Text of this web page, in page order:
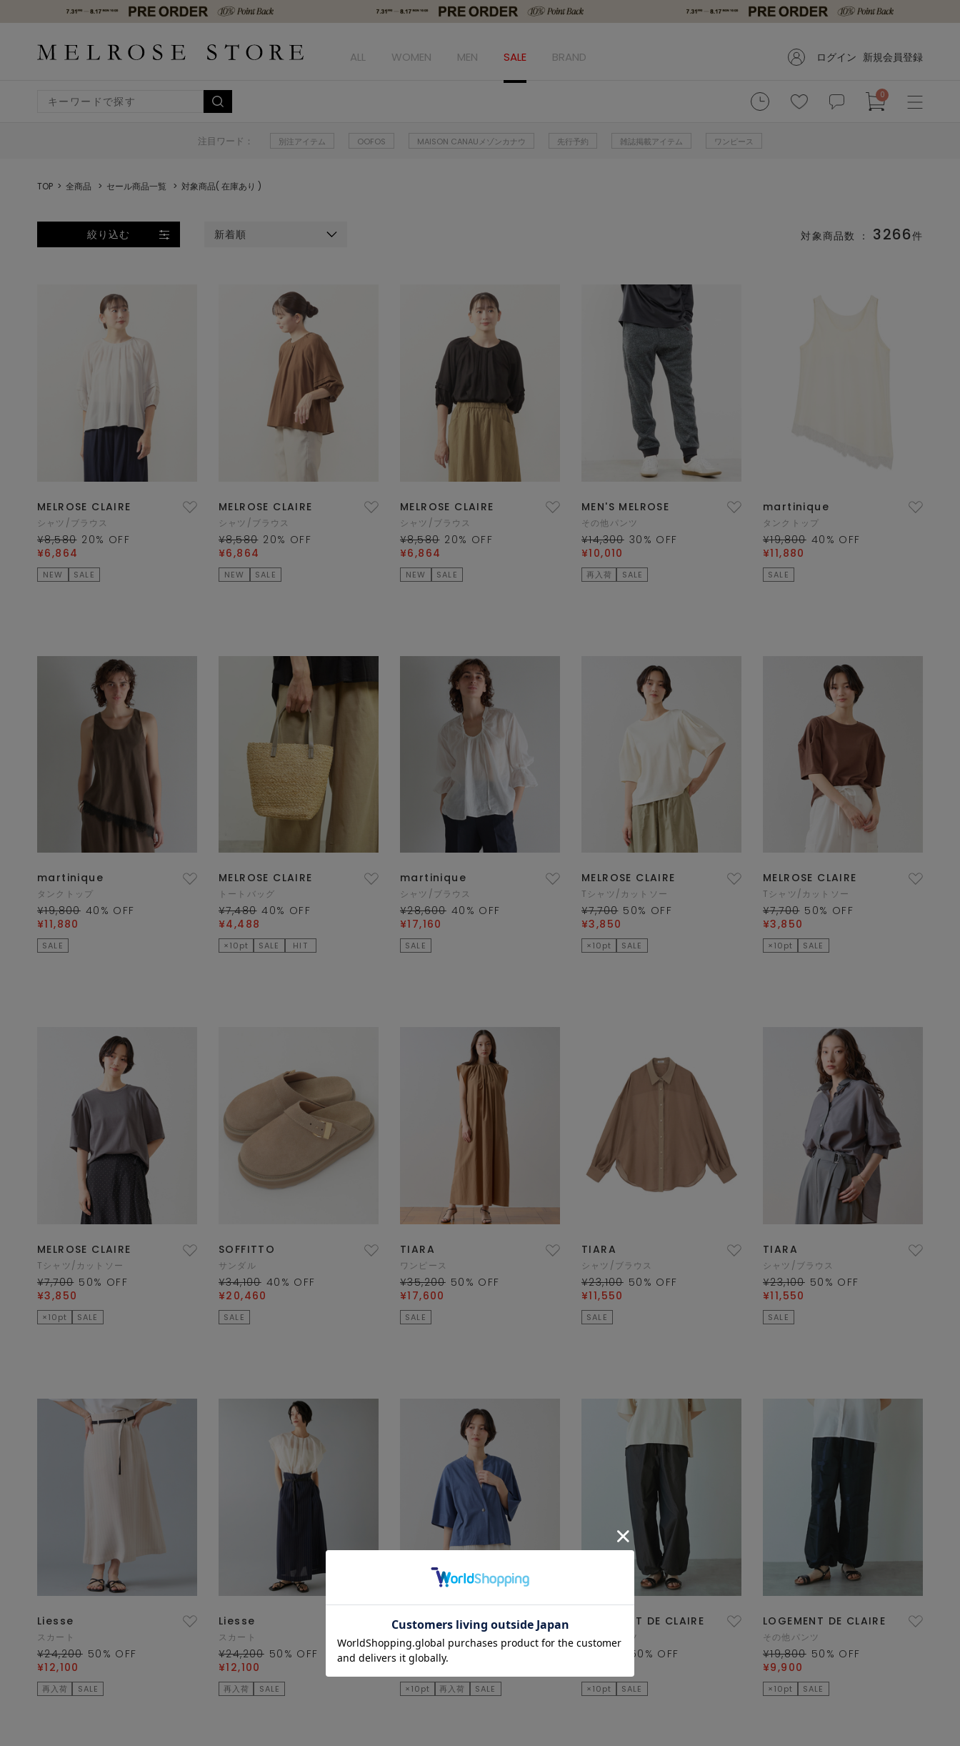
ALL WOMEN MEN SALE BRAND ログイン 新規会員登録
0
注目ワード： 別注アイテム OOFOS MAISON CANAUメゾンカナウ 先行予約 雑誌掲載アイテム ワンピース
TOP 全商品 セール商品一覧 対象商品( 在庫あり )
絞り込む 新着順 対象商品数 ： 3266件
MELROSE CLAIRE
シャツ/ブラウス
¥8,580 20% OFF
¥6,864
NEW SALE
MELROSE CLAIRE
シャツ/ブラウス
¥8,580 20% OFF
¥6,864
NEW SALE
MELROSE CLAIRE
シャツ/ブラウス
¥8,580 20% OFF
¥6,864
NEW SALE
MEN'S MELROSE
その他パンツ
¥14,300 30 % OFF
¥10,010
再入荷 SALE
martinique
タンクトップ
¥19,800 40 % OFF
¥11,880
SALE
martinique
タンクトップ
¥19,800 40 % OFF
¥11,880
SALE
MELROSE CLAIRE
トートバッグ
¥7,480 40% OFF
¥4,488
×10pt SALE HIT
martinique
シャツ/ブラウス
¥28,600 40 % OFF
¥17,160
SALE
MELROSE CLAIRE
Tシャツ/カットソー
¥7,700 50% OFF
¥3,850
×10pt SALE
MELROSE CLAIRE
Tシャツ/カットソー
¥7,700 50% OFF
¥3,850
×10pt SALE
MELROSE CLAIRE
Tシャツ/カットソー
¥7,700 50% OFF
¥3,850
×10pt SALE
SOFFITTO
サンダル
¥34,100 40 % OFF
¥20,460
SALE
TIARA
ワンピース
¥35,200 50 % OFF
¥17,600
SALE
TIARA
シャツ/ブラウス
¥23,100 50 % OFF
¥11,550
SALE
TIARA
シャツ/ブラウス
¥23,100 50 % OFF
¥11,550
SALE
Liesse
スカート
¥24,200 50 % OFF
¥12,100
再入荷 SALE
Liesse
スカート
¥24,200 50 % OFF
¥12,100
再入荷 SALE
MELROSE CLAIRE
カーディガン/ボレロ
¥8,910 50
¥4,455
×10pt 再入荷 SALE
LOGEMENT DE CLAIRE
その他パンツ
50 % OFF
×10pt SALE
LOGEMENT DE CLAIRE
その他パンツ
¥19,800 50 % OFF
¥9,900
×10pt SALE